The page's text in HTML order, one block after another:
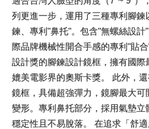
列更進一步，運用了三種專利腳鍊
鍊、專利"鼻托"。包含"無螺絲設計
際品牌機械性開合手感的專利"貼
設計獎的腳鍊設計鏡框，擁有國際
媲美電影界的奧斯卡獎。 此外，
鏡框，具備超強彈力，鏡腳最大可
變形。專利鼻托部分，採用氣墊
穩定性且不易脫落。 在追求「舒